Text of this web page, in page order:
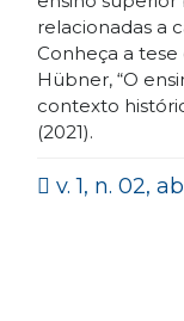
relacionadas a
Conheça a
Hübner, “O
contexto
(2021).
v. 1, n. 02,